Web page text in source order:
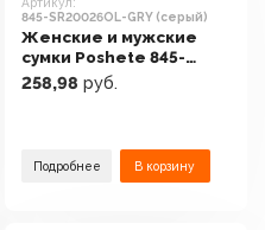
845-SR20026OL-GRY (серый)
Женские и мужские
сумки Poshete 845-
SR20026OL-GRY (серый)
258,98 руб.
Подробнее В корзину